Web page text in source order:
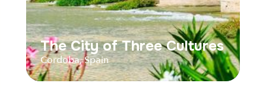
The City of Three Cultures
Cordoba, Spain